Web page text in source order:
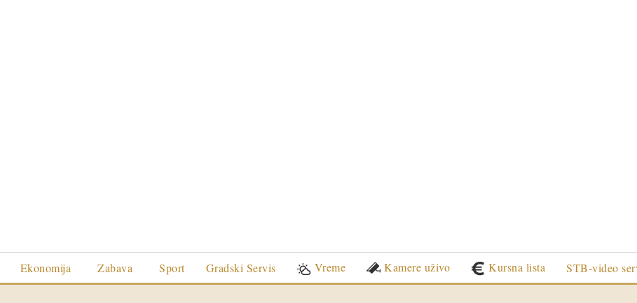
Ekonomija Zabava Sport Gradski Servis Vreme Kamere uživo Kursna lista STB-video